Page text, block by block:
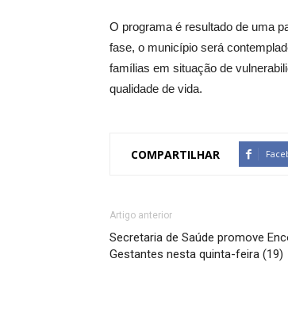
O programa é resultado de uma
fase, o município será
famílias em situação de
qualidade de vida.
COMPARTILHAR
Artigo anterior
Secretaria de Saúde promove
Gestantes nesta quinta-feira (19)